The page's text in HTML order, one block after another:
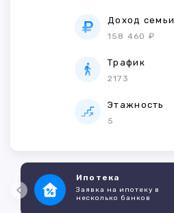
Доход семьи
158 460 ₽
Трафик
2173
Этажность
5
Ипотека
Заявка на ипотеку в
несколько банков